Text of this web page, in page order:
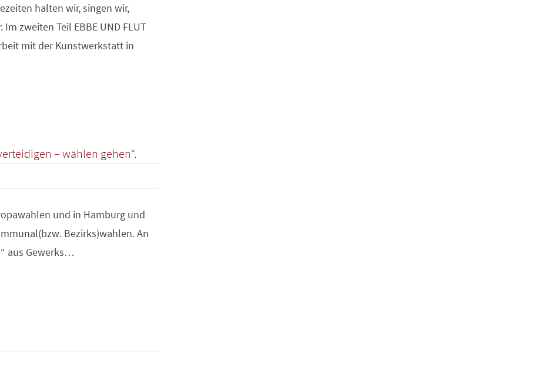
halten wir, singen wir,
zweiten Teil EBBE UND FLUT
mit der Kunstwerkstatt in
– wählen gehen“.
und in Hamburg und
Bezirks)wahlen. An
aus Gewerks…